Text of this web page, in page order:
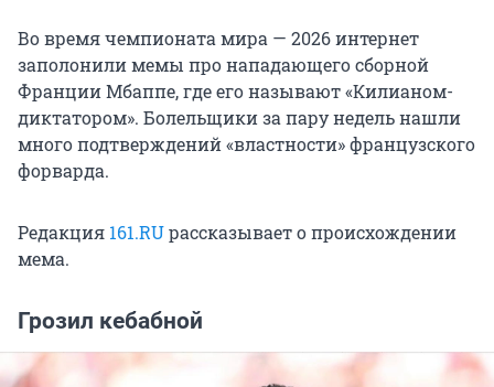
Во время чемпионата мира — 2026 интернет
заполонили мемы про нападающего сборной
Франции Мбаппе, где его называют «Килианом-
диктатором». Болельщики за пару недель нашли
много подтверждений «властности» французского
форварда.
Редакция 161.RUрассказывает о происхождении
мема.
Грозил кебабной